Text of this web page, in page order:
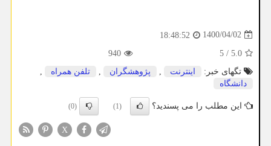
1400/04/02
18:48:52
5.0
/
5
940
تگهای خبر:
اینترنت پژوهشگران تلفن همراه
دانشگاه
این مطلب را می پسندید؟ (1)
(0)
X